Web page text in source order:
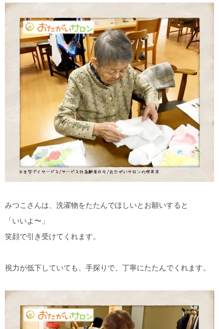
みつこさんは、洗濯物をたたんでほしいとお願いすると
「いいよ〜」
笑顔で引き受けてくれます。
視力が低下していても、手探りで、丁寧にたたんでくれます。